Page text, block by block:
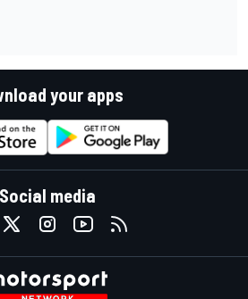
your apps
Social media